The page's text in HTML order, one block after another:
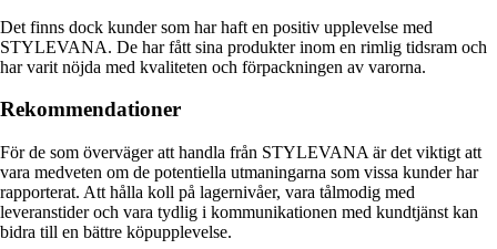
Det finns dock kunder som har haft en positiv upplevelse med
STYLEVANA. De har fått sina produkter inom en rimlig tidsram och
har varit nöjda med kvaliteten och förpackningen av varorna.
Rekommendationer
För de som överväger att handla från STYLEVANA är det viktigt att
vara medveten om de potentiella utmaningarna som vissa kunder har
rapporterat. Att hålla koll på lagernivåer, vara tålmodig med
leveranstider och vara tydlig i kommunikationen med kundtjänst kan
bidra till en bättre köpupplevelse.